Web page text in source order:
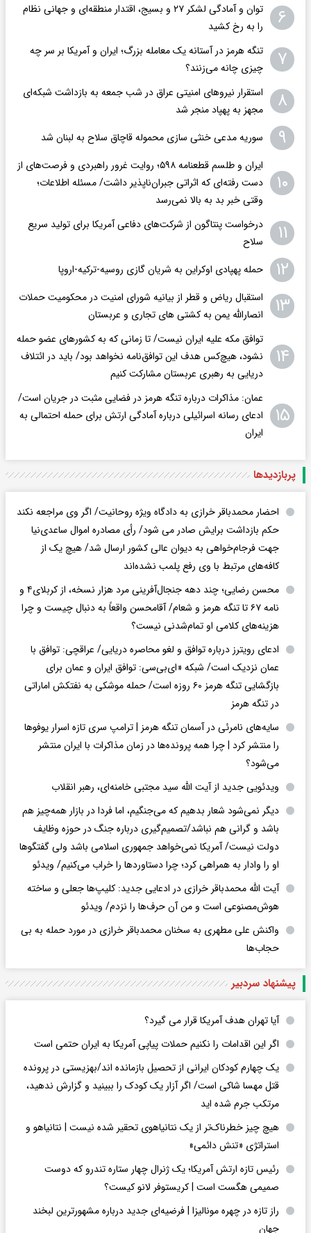
۶
توان و آمادگی لشکر ۲۷ و بسیج، اقتدار منطقه‌ای و جهانی نظام
را به رخ کشید
۷
تنگه هرمز در آستانه یک معامله بزرگ؛ ایران و آمریکا بر سر چه
چیزی چانه می‌زنند؟
۸
استقرار نیروهای امنیتی عراق در شب جمعه به بازداشت شبکه‌ای
مجهز به پهپاد منجر شد
۹ سوریه مدعی خنثی سازی محموله قاچاق سلاح به لبنان شد
۱۰
ایران و طلسم قطعنامه ۵۹۸؛ روایت غرور راهبردی و فرصت‌های از
دست رفته‌ای که اثراتی جبران‌ناپذیر داشت/ مسئله اطلاعات؛
وقتی خبر بد به بالا نمی‌رسد
۱۱
درخواست پنتاگون از شرکت‌های دفاعی آمریکا برای تولید سریع
سلاح
۱۲ حمله پهپادی اوکراین به شریان گازی روسیه-ترکیه-اروپا
۱۳
استقبال ریاض و قطر از بیانیه شورای امنیت در محکومیت حملات
انصارالله یمن به کشتی های تجاری و عربستان
۱۴
توافق مکه علیه ایران نیست/ تا زمانی که به کشورهای عضو حمله
نشود، هیچ‌کس هدف این توافق‌نامه نخواهد بود/ باید در ائتلاف
دریایی به رهبری عربستان مشارکت کنیم
۱۵
عمان: مذاکرات درباره تنگه هرمز در فضایی مثبت در جریان است/
ادعای رسانه اسرائیلی درباره آمادگی ارتش برای حمله احتمالی به
ایران
پربازدید‌ها
احضار محمدباقر خرازی به دادگاه ویژه روحانیت/ اگر وی مراجعه نکند
حکم بازداشت برایش صادر می شود/ رأی مصادره اموال ساعدی‌نیا
جهت فرجام‌خواهی به دیوان عالی کشور ارسال شد/ هیچ یک از
کافه‌های مرتبط با وی رفع پلمب نشده‌اند
محسن رضایی؛ چند دهه جنجال‌آفرینی مرد هزار نسخه، از کربلای۴ و
نامه ۶۷ تا تنگه هرمز و شعام/ آقا‌محسن واقعاً به دنبال چیست و چرا
هزینه‌های کلامی او تمام‌شدنی نیست؟
ادعای رویترز درباره توافق و لغو محاصره دریایی/ عراقچی: توافق با
عمان نزدیک است/ شبکه «ای‌بی‌سی: توافق ایران و عمان برای
بازگشایی تنگه هرمز ۶۰ روزه است/ حمله موشکی به نفتکش اماراتی
در تنگه هرمز
سایه‌های نامرئی در آسمان تنگه هرمز | ترامپ سری تازه اسرار یوفوها
را منتشر کرد | چرا همه پرونده‌ها در زمان مذاکرات با ایران منتشر
می‌شود؟
ویدئویی جدید از آیت الله سید مجتبی خامنه‌ای، رهبر انقلاب
دیگر نمی‌شود شعار بدهیم که می‌جنگیم، اما فردا در بازار همه‌چیز هم
باشد و گرانی هم نباشد/تصمیم‌گیری درباره جنگ در حوزه وظایف
دولت نیست/ آمریکا نمی‌خواهد جمهوری اسلامی باشد ولی گفتگوها
او را وادار به همراهی کرد؛ چرا دستاوردها را خراب می‌کنیم/ ویدئو
آیت الله محمدباقر خرازی در ادعایی جدید: کلیپ‌ها جعلی و ساخته
هوش‌مصنوعی است و من آن حرف‌ها را نزدم/ ویدئو
واکنش علی مطهری به سخنان محمدباقر خرازی در مورد حمله به بی
حجاب‌ها
پیشنهاد سردبیر
آیا تهران هدف آمریکا قرار می گیرد؟
اگر این اقدامات را نکنیم حملات پیاپی آمریکا به ایران حتمی است
یک چهارم کودکان ایرانی از تحصیل بازمانده اند/بهزیستی در پرونده
قتل مهسا شاکی است/ اگر آزار یک کودک را ببینید و گزارش ندهید،
مرتکب جرم شده اید
هیچ چیز خطرناک‌تر از یک نتانیاهوی تحقیر شده نیست | نتانیاهو و
استراتژی «تنش دائمی»
رئیس تازه ارتش آمریکا؛ یک ژنرال چهار ستاره تندرو که دوست
صمیمی هگست است | کریستوفر لانو کیست؟
راز تازه در چهره مونالیزا | فرضیه‌ای جدید درباره مشهورترین لبخند
جهان